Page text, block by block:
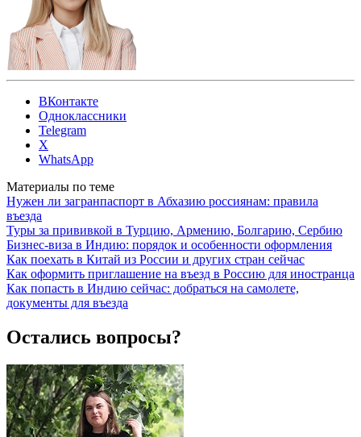
ВКонтакте
Одноклассники
Telegram
X
WhatsApp
Материалы по теме
Нужен ли загранпаспорт в Абхазию россиянам: правила
въезда
Туры за прививкой в Турцию, Армению, Болгарию, Сербию
Бизнес-виза в Индию: порядок и особенности оформления
Как поехать в Китай из России и других стран сейчас
Как оформить приглашение на въезд в Россию для иностранца
Как попасть в Индию сейчас: добраться на самолете,
документы для въезда
Остались вопросы?